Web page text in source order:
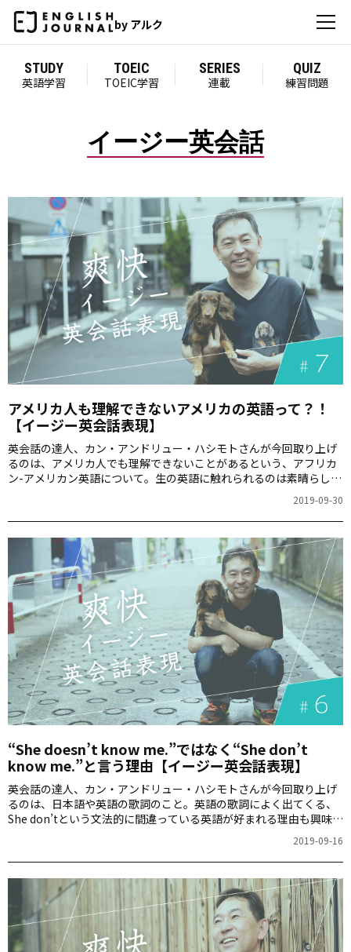
by アルク
STUDY
英語学習
TOEIC
TOEIC学習
SERIES
連載
QUIZ
練習問題
イージー英会話
アメリカ人も理解できないアメリカの英語って？！
【イージー英会話表現】
英会話の達人、カン・アンドリュー・ハシモトさんが今回取り上げ
るのは、アメリカ人でも理解できないことがあるという、アフリカ
ン-アメリカン英語について。生の英語に触れられるのは素晴らしい
2019-09-30
“She doesn’t know me.”ではなく“She don’t
know me.”と言う理由【イージー英会話表現】
英会話の達人、カン・アンドリュー・ハシモトさんが今回取り上げ
るのは、日本語や英語の歌詞のこと。英語の歌詞によく出てくる、
She don’tという文法的に間違っている英語が好まれる理由も興味深
2019-09-16